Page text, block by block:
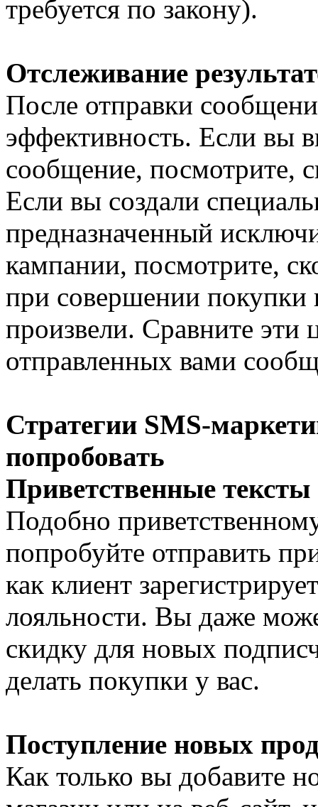
требуется по закону).
Отслеживание
После отправки
эффективность. Если вы
сообщение, посмотрите,
Если вы создали
предназначенный
кампании, посмотрите,
при совершении покупки
произвели. Сравните эти
отправленных вами
Стратегии SMS-
попробовать
Приветственные тексты
Подобно
попробуйте отправить
как клиент
лояльности. Вы даже
скидку для новых
делать покупки у вас.
Поступление новых
Как только вы добавите